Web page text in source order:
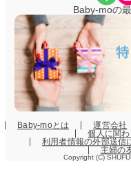
Baby-moの
Baby-moとは 運営会社
個人に関
利用者情報の外部送信
主婦の
Copyright (C)